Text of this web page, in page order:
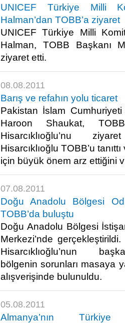
UNICEF Türkiye Milli
Halman’dan TOBB’a ziyaret
UNICEF Türkiye Milli
Halman, TOBB Başkanı
ziyaret etti.​ ​
08.08.2011
Barış ve refahın yolu ticaret
Pakistan İslam
Haroon Shaukat,
Hisarcıklıoğlu’nu
Hisarcıklıoğlu TOBB’u
için büyük önem arz ettiğini
07.08.2011
Doğu Anadolu Bölgesi
TOBB’da buluştu
Doğu Anadolu Bölgesi
Merkezi’nde
Hisarcıklıoğlu’nun
bölgenin sorunları masaya
alışverişinde bulunuldu.​ ​
05.08.2011
Almanya’nın